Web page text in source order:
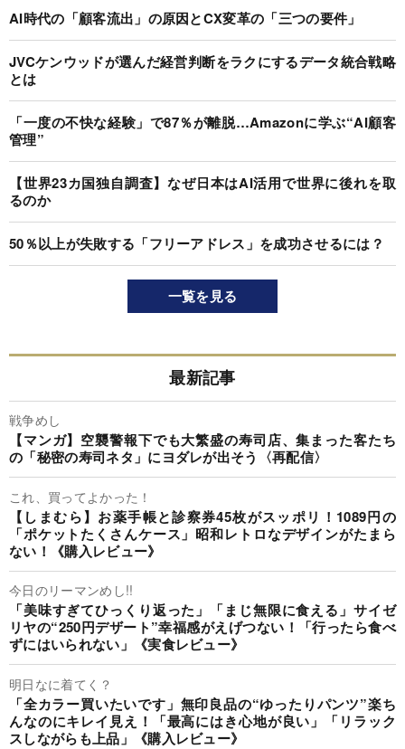
AI時代の「顧客流出」の原因とCX変革の「三つの要件」
JVCケンウッドが選んだ経営判断をラクにするデータ統合戦略
とは
「一度の不快な経験」で87％が離脱…Amazonに学ぶ“AI顧客
管理”
【世界23カ国独自調査】なぜ日本はAI活用で世界に後れを取
るのか
50％以上が失敗する「フリーアドレス」を成功させるには？
一覧を見る
最新記事
戦争めし
【マンガ】空襲警報下でも大繁盛の寿司店、集まった客たち
の「秘密の寿司ネタ」にヨダレが出そう〈再配信〉
これ、買ってよかった！
【しまむら】お薬手帳と診察券45枚がスッポリ！1089円の
「ポケットたくさんケース」昭和レトロなデザインがたまら
ない！《購入レビュー》
今日のリーマンめし!!
「美味すぎてひっくり返った」「まじ無限に食える」サイゼ
リヤの“250円デザート”幸福感がえげつない！「行ったら食べ
ずにはいられない」《実食レビュー》
明日なに着てく？
「全カラー買いたいです」無印良品の“ゆったりパンツ”楽ち
んなのにキレイ見え！「最高にはき心地が良い」「リラック
スしながらも上品」《購入レビュー》